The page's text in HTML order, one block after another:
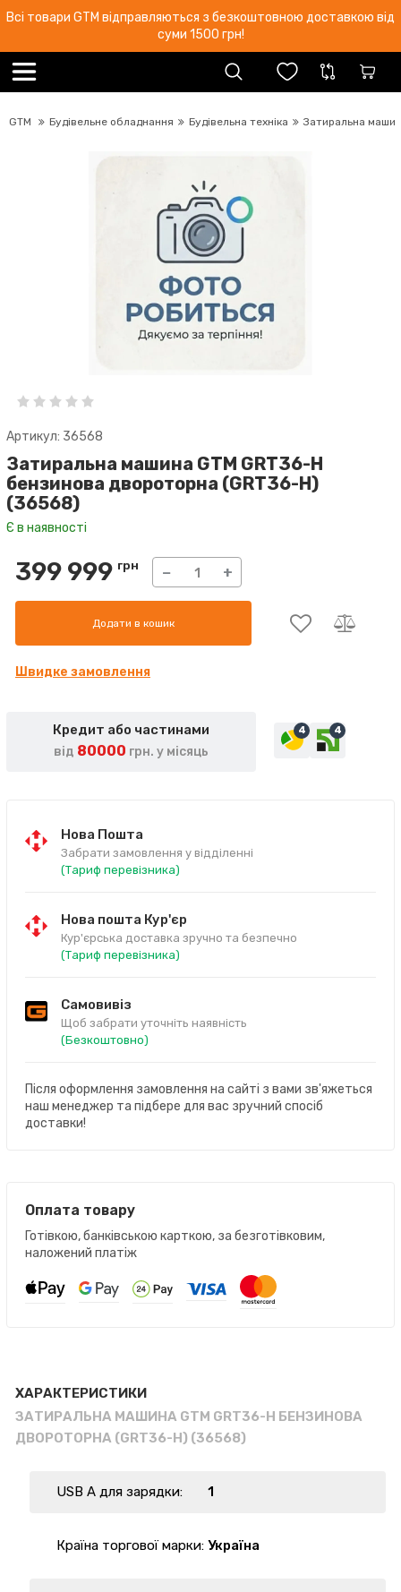
Всі товари GTM відправляються з безкоштовною доставкою від
суми 1500 грн!
GTM Будівельне обладнання Будівельна техніка Затиральна
Артикул: 36568
Затиральна машина GTM GRT36-H
бензинова двороторна (GRT36-H)
(36568)
Є в наявності
399 999 грн − +
Додати в кошик
Швидке замовлення
Кредит або частинами
від 80000 грн. у місяць
4 4
Нова Пошта
Забрати замовлення у відділенні
(Тариф перевізника)
Нова пошта Кур'єр
Кур'єрська доставка зручно та безпечно
(Тариф перевізника)
Самовивіз
Щоб забрати уточніть наявність
(Безкоштовно)
Після оформлення замовлення на сайті з вами зв'яжеться
наш менеджер та підбере для вас зручний спосіб
доставки!
Оплата товару
Готівкою, банківською карткою, за безготівковим,
наложений платіж
ХАРАКТЕРИСТИКИ
ЗАТИРАЛЬНА МАШИНА GTM GRT36-H БЕНЗИНОВА
ДВОРОТОРНА (GRT36-H) (36568)
USB A для зарядки: 1
Країна торгової марки: Україна